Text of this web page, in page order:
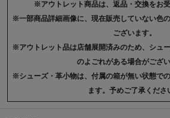
※アウトレット商品は、返品・交換をお受
※一部商品詳細画像に、現在販売していない色
ございます。
※アウトレット品は店舗展開済みのため、シュ
のよごれがある場合がござい
※シューズ・革小物は、付属の箱が無い状態で
ます。予めご了承くださ